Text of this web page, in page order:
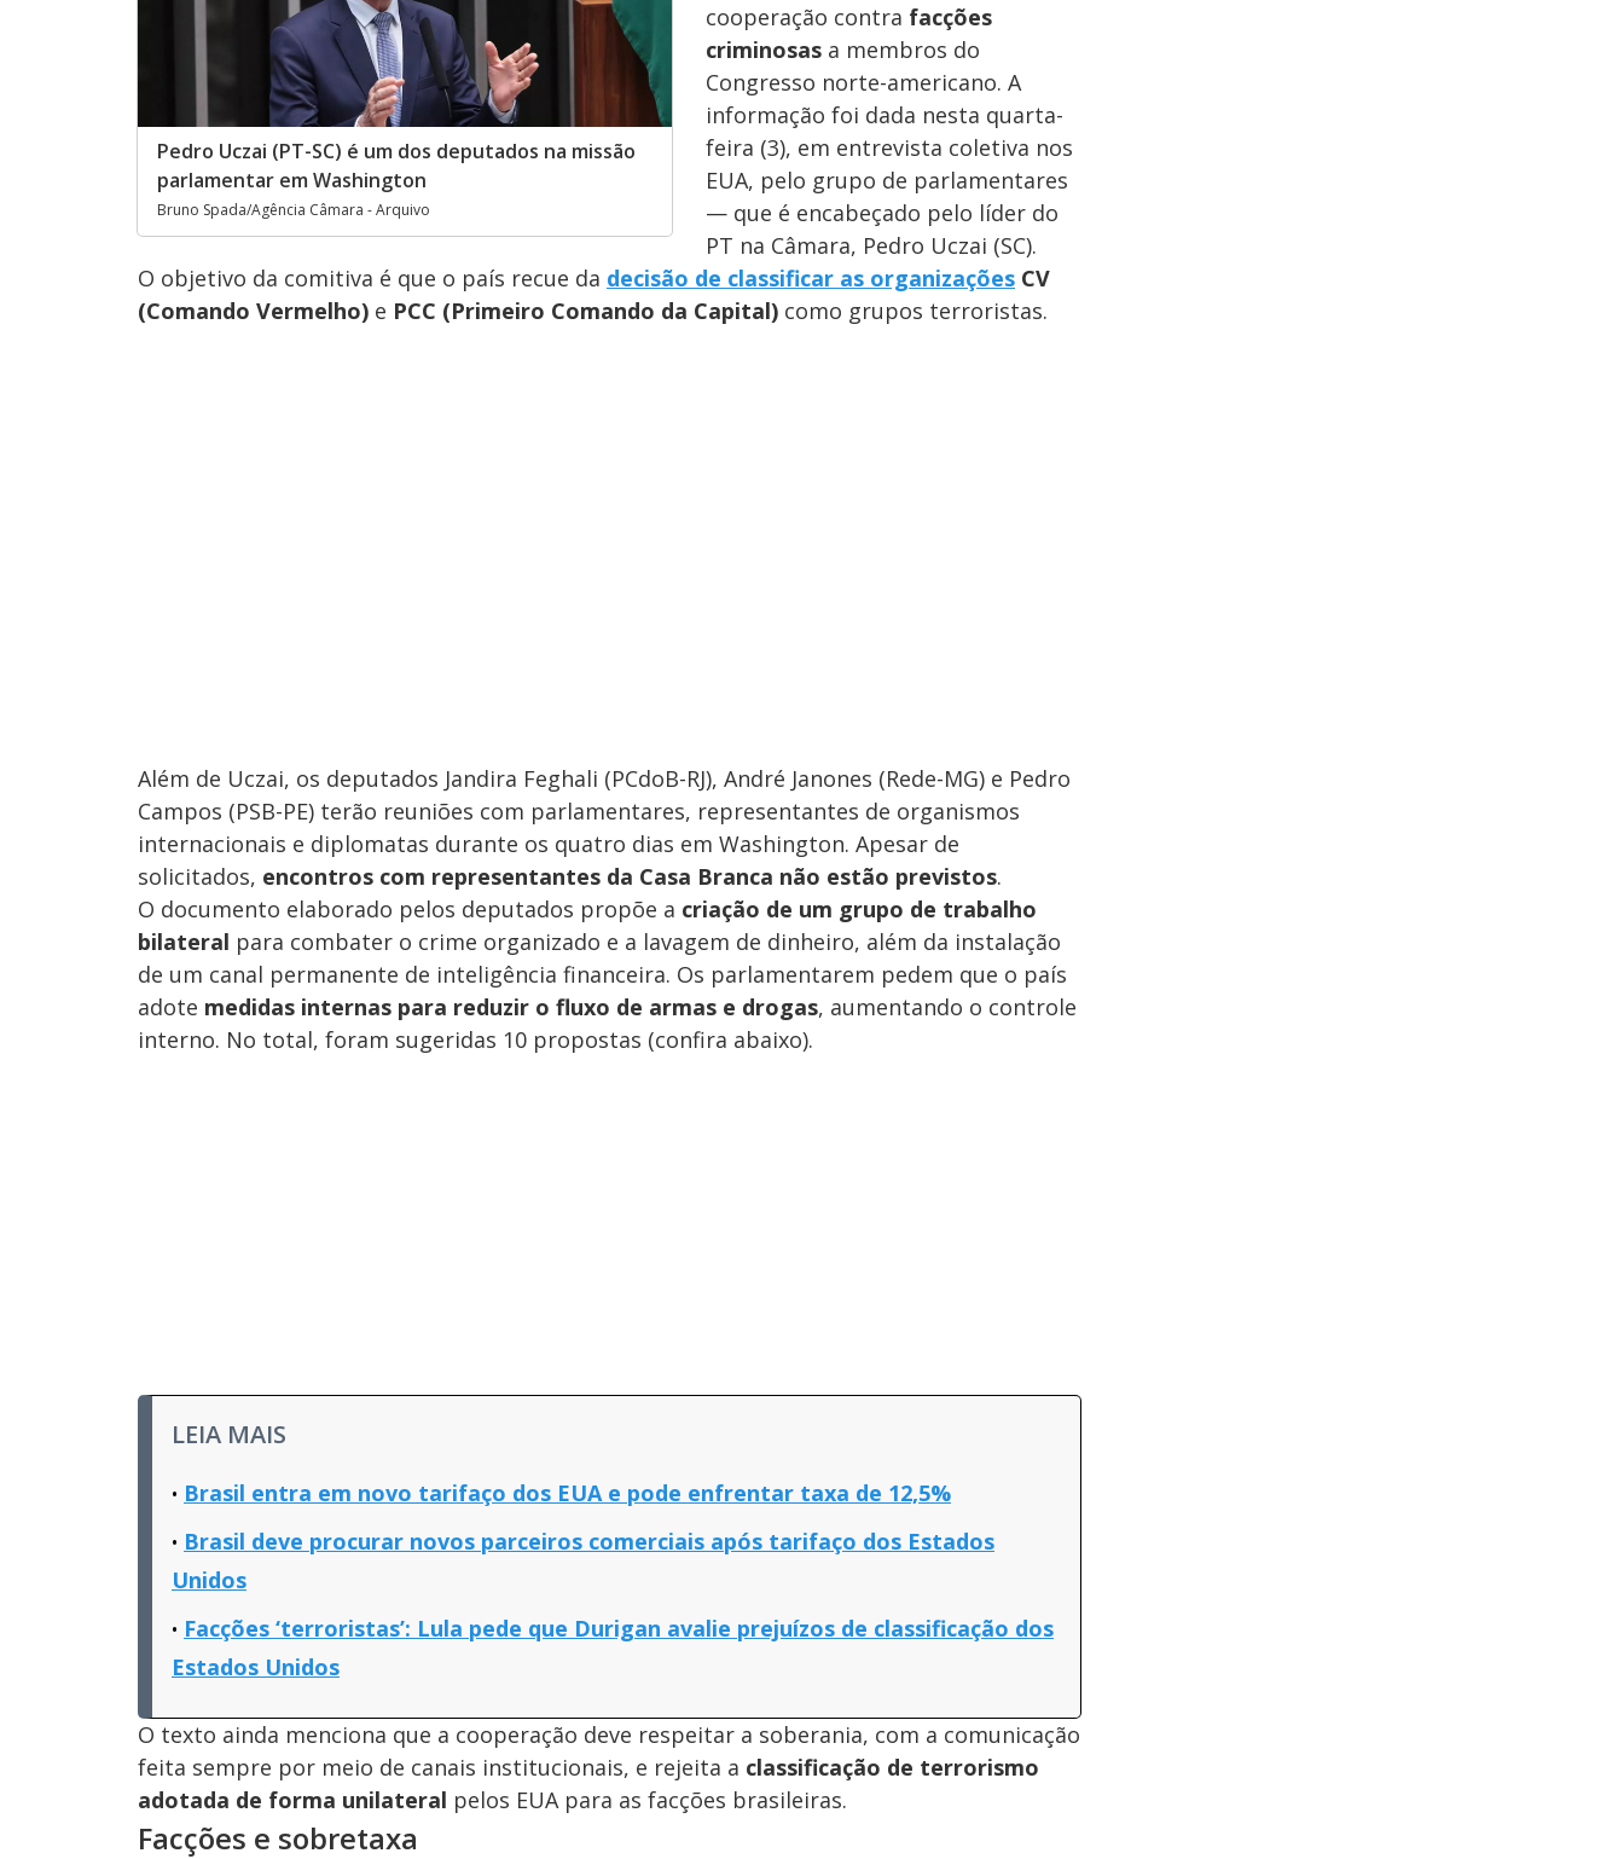
Pedro Uczai (PT-SC) é um dos deputados na missão
parlamentar em Washington
Bruno Spada/Agência Câmara - Arquivo
cooperação contra facções
criminosas a membros do
Congresso norte-americano. A
informação foi dada nesta quarta-
feira (3), em entrevista coletiva nos
EUA, pelo grupo de parlamentares
— que é encabeçado pelo líder do
PT na Câmara, Pedro Uczai (SC).
O objetivo da comitiva é que o país recue da decisão de classificar as organizações CV
(Comando Vermelho) e PCC (Primeiro Comando da Capital) como grupos terroristas.
Além de Uczai, os deputados Jandira Feghali (PCdoB-RJ), André Janones (Rede-MG) e Pedro
Campos (PSB-PE) terão reuniões com parlamentares, representantes de organismos
internacionais e diplomatas durante os quatro dias em Washington. Apesar de
solicitados, encontros com representantes da Casa Branca não estão previstos.
O documento elaborado pelos deputados propõe a criação de um grupo de trabalho
bilateral para combater o crime organizado e a lavagem de dinheiro, além da instalação
de um canal permanente de inteligência financeira. Os parlamentarem pedem que o país
adote medidas internas para reduzir o fluxo de armas e drogas, aumentando o controle
interno. No total, foram sugeridas 10 propostas (confira abaixo).
LEIA MAIS
Brasil entra em novo tarifaço dos EUA e pode enfrentar taxa de 12,5%
Brasil deve procurar novos parceiros comerciais após tarifaço dos Estados
Unidos
Facções ‘terroristas’: Lula pede que Durigan avalie prejuízos de classificação dos
Estados Unidos
O texto ainda menciona que a cooperação deve respeitar a soberania, com a comunicação
feita sempre por meio de canais institucionais, e rejeita a classificação de terrorismo
adotada de forma unilateral pelos EUA para as facções brasileiras.
Facções e sobretaxa